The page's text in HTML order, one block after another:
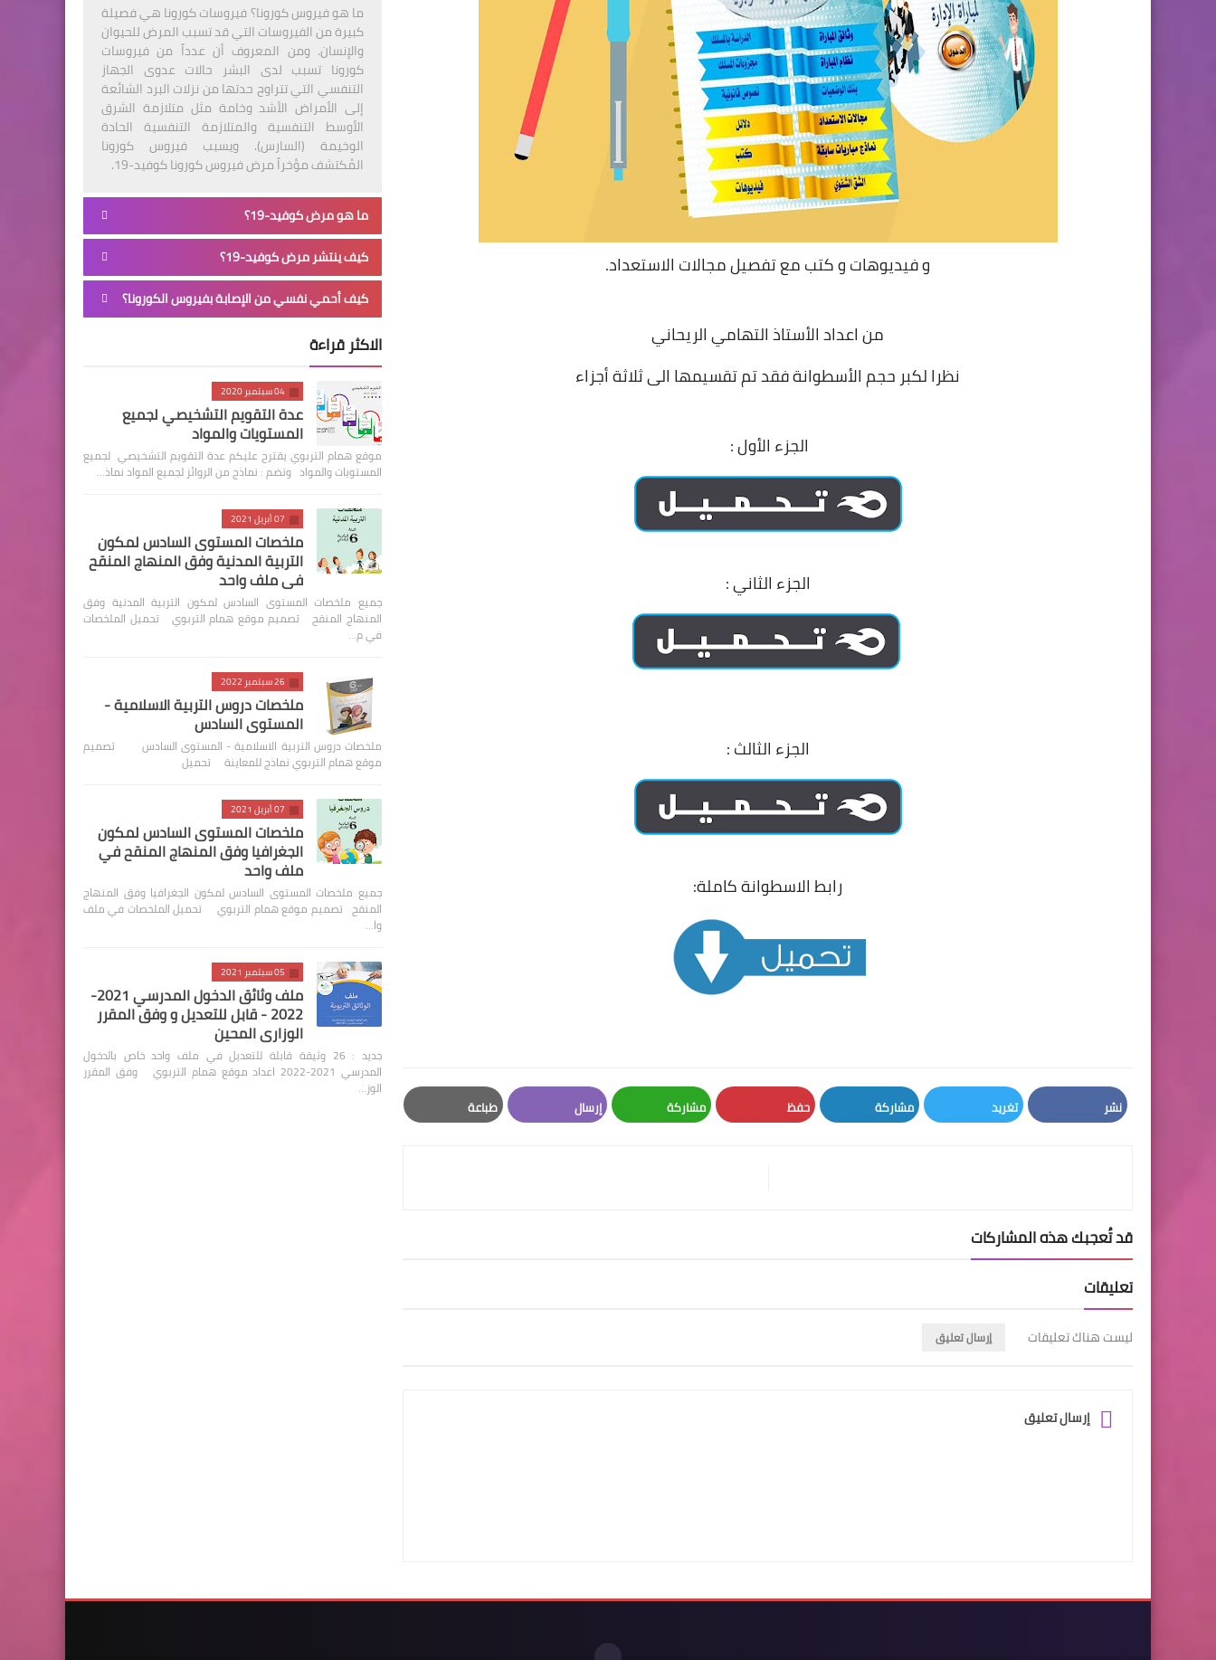
و فيديوهات و كتب مع تفصيل مجالات الاستعداد.
من اعداد الأستاذ التهامي الريحاني
نظرا لكبر حجم الأسطوانة فقد تم تقسيمها الى ثلاثة أجزاء
الجزء الأول :
الجزء الثاني :
الجزء الثالث :
رابط الاسطوانة كاملة:
نشر تغريد مشاركة حفظ مشاركة إرسال طباعة
قد تُعجبك هذه المشاركات
تعليقات
ليست هناك تعليقات إرسال تعليق
إرسال تعليق
ما هو فيروس كورونا؟ فيروسات كورونا هي فصيلة
كبيرة من الفيروسات التي قد تسبب المرض للحيوان
والإنسان. ومن المعروف أن عدداً من فيروسات
كورونا تسبب لدى البشر حالات عدوى الجهاز
التنفسي التي تتراوح حدتها من نزلات البرد الشائعة
إلى الأمراض الأشد وخامة مثل متلازمة الشرق
الأوسط التنفسية والمتلازمة التنفسية الحادة
الوخيمة (السارس). ويسبب فيروس كورونا
المُكتشف مؤخراً مرض فيروس كورونا كوفيد-19.
ما هو مرض كوفيد-19؟
كيف ينتشر مرض كوفيد-19؟
كيف أحمي نفسي من الإصابة بفيروس الكورونا؟
الاكثر قراءة
04 سبتمبر 2020
عدة التقويم التشخيصي لجميع
المستويات والمواد
موقع همام التربوي يقترح عليكم عدة التقويم التشخيصي لجميع
المستويات والمواد وتضم : نماذج من الروائز لجميع المواد نماذ…
07 أبريل 2021
ملخصات المستوى السادس لمكون
التربية المدنية وفق المنهاج المنقح
في ملف واحد
جميع ملخصات المستوى السادس لمكون التربية المدنية وفق
المنهاج المنقح تصميم موقع همام التربوي تحميل الملخصات
في م…
26 سبتمبر 2022
ملخصات دروس التربية الاسلامية -
المستوى السادس
ملخصات دروس التربية الاسلامية - المستوى السادس تصميم
موقع همام التربوي نماذج للمعاينة تحميل
07 أبريل 2021
ملخصات المستوى السادس لمكون
الجغرافيا وفق المنهاج المنقح في
ملف واحد
جميع ملخصات المستوى السادس لمكون الجغرافيا وفق المنهاج
المنقح تصميم موقع همام التربوي تحميل الملخصات في ملف
وا…
05 سبتمبر 2021
ملف وثائق الدخول المدرسي 2021-
2022 - قابل للتعديل و وفق المقرر
الوزاري المحين
جديد : 26 وثيقة قابلة للتعديل في ملف واحد خاص بالدخول
المدرسي 2021-2022 اعداد موقع همام التربوي وفق المقرر
الوز…